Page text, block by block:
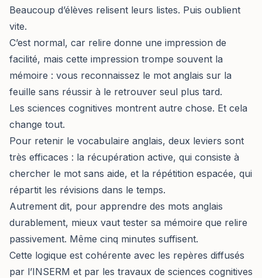
Beaucoup d’élèves relisent leurs listes. Puis oublient
vite.
C’est normal, car relire donne une impression de
facilité, mais cette impression trompe souvent la
mémoire : vous reconnaissez le mot anglais sur la
feuille sans réussir à le retrouver seul plus tard.
Les sciences cognitives montrent autre chose. Et cela
change tout.
Pour retenir le vocabulaire anglais, deux leviers sont
très efficaces : la récupération active, qui consiste à
chercher le mot sans aide, et la répétition espacée, qui
répartit les révisions dans le temps.
Autrement dit, pour apprendre des mots anglais
durablement, mieux vaut tester sa mémoire que relire
passivement. Même cinq minutes suffisent.
Cette logique est cohérente avec les repères diffusés
par l’INSERM et par les travaux de sciences cognitives